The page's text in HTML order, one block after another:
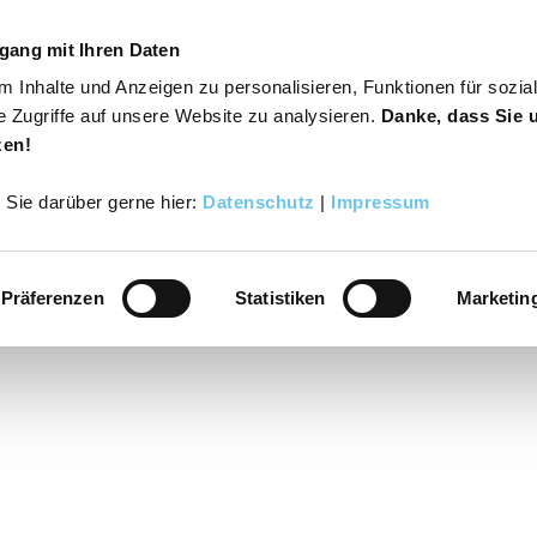
mit Ihren Daten
Inhalte und Anzeigen zu personalisieren, Funktionen für
Zugriffe auf unsere Website zu analysieren. Danke, dass Sie
darüber gerne hier: Datenschutz | Impressum
Präferenzen Statistiken
Varusregion Suche Buchen